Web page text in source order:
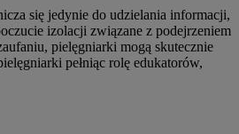
się jedynie do udzielania informacji,
izolacji związane z podejrzeniem
pielęgniarki mogą skutecznie
pełniąc rolę edukatorów,